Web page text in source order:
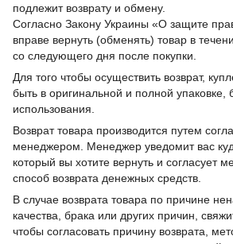
подлежит возврату и обмену.
Согласно Закону Украины «О защите
вправе вернуть (обменять) товар в
со следующего дня после покупки.
Для того чтобы осуществить возврат,
быть в оригинальной и полной упаковке,
использования.
Возврат товара производится путем
менеджером. Менеджер уведомит вас
который вы хотите вернуть и согласует
способ возврата денежных средств.
В случае возврата товара по причине
качества, брака или других причин,
чтобы согласовать причину возврата,